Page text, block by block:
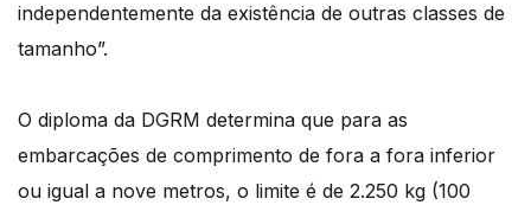
independentemente da existência de outras classes de
tamanho”.
O diploma da DGRM determina que para as
embarcações de comprimento de fora a fora inferior
ou igual a nove metros, o limite é de 2.250 kg (100